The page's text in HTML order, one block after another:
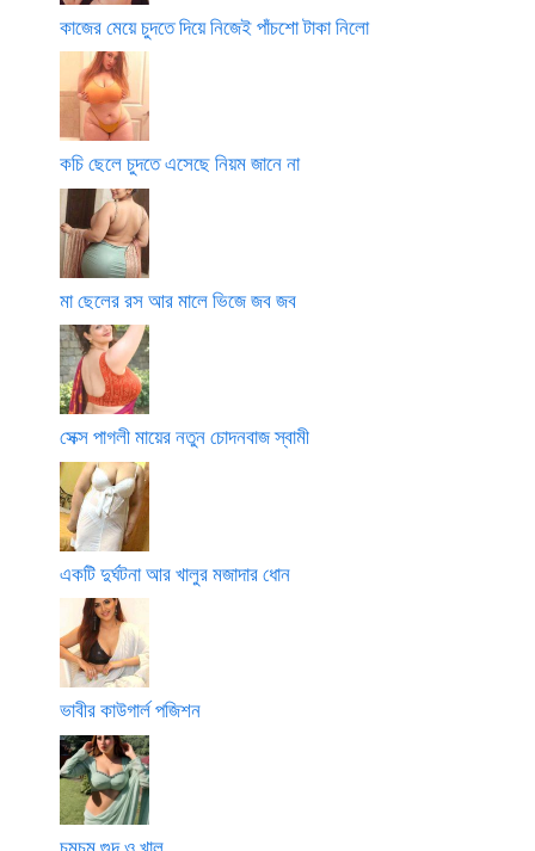
কাজের মেয়ে চুদতে দিয়ে নিজেই পাঁচশো টাকা নিলো
কচি ছেলে চুদতে এসেছে নিয়ম জানে না
মা ছেলের রস আর মালে ভিজে জব জব
সেক্স পাগলী মায়ের নতুন চোদনবাজ স্বামী
একটি দুর্ঘটনা আর খালুর মজাদার ধোন
ভাবীর কাউগার্ল পজিশন